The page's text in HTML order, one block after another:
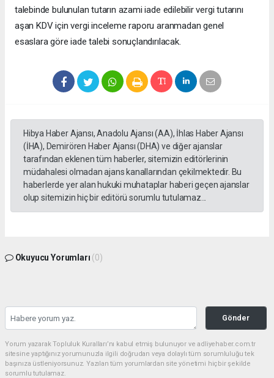
talebinde bulunulan tutarın azami iade edilebilir vergi tutarını
aşan KDV için vergi inceleme raporu aranmadan genel
esaslara göre iade talebi sonuçlandırılacak.
Hibya Haber Ajansı, Anadolu Ajansı (AA), İhlas Haber Ajansı
(İHA), Demirören Haber Ajansı (DHA) ve diğer ajanslar
tarafından eklenen tüm haberler, sitemizin editörlerinin
müdahalesi olmadan ajans kanallarından çekilmektedir. Bu
haberlerde yer alan hukuki muhataplar haberi geçen ajanslar
olup sitemizin hiç bir editörü sorumlu tutulamaz...
Okuyucu Yorumları (0)
Gönder
Yorum yazarak Topluluk Kuralları’nı kabul etmiş bulunuyor ve adliyehaber.com.tr
sitesine yaptığınız yorumunuzla ilgili doğrudan veya dolaylı tüm sorumluluğu tek
başınıza üstleniyorsunuz. Yazılan tüm yorumlardan site yönetimi hiçbir şekilde
sorumlu tutulamaz.